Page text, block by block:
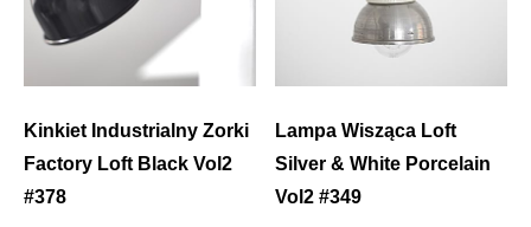
Kinkiet Industrialny Zorki
Factory Loft Black Vol2
#378
Lampa Wisząca Loft
Silver & White Porcelain
Vol2 #349